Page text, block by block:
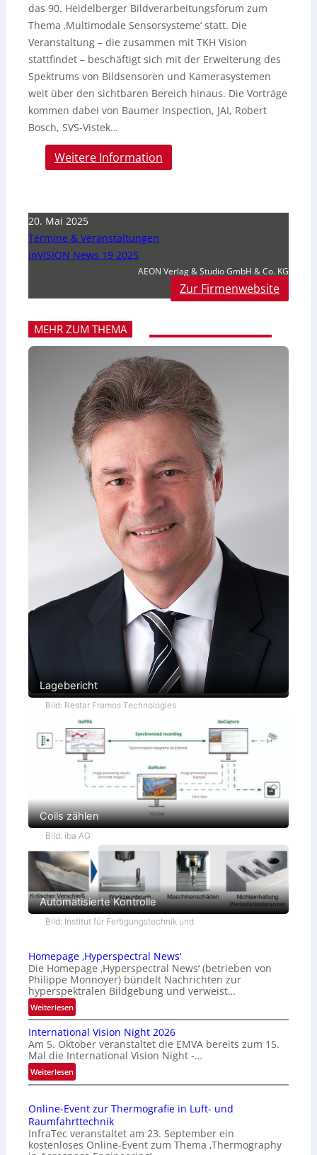
das 90. Heidelberger Bildverarbeitungsforum zum
Thema ‚Multimodale Sensorsysteme‘ statt. Die
Veranstaltung – die zusammen mit TKH Vision
stattfindet – beschäftigt sich mit der Erweiterung des
Spektrums von Bildsensoren und Kamerasystemen
weit über den sichtbaren Bereich hinaus. Die Vorträge
kommen dabei von Baumer Inspection, JAI, Robert
Bosch, SVS-Vistek…
Weitere Information
20. Mai 2025
Termine & Veranstaltungen
inVISION News 19 2025
AEON Verlag & Studio GmbH & Co. KG
Zur Firmenwebsite
MEHR ZUM THEMA
Lagebericht
Bild: Restar Framos Technologies
Coils zählen
Bild: iba AG
Automatisierte Kontrolle
Bild: Institut für Fertigungstechnik und
Homepage ‚Hyperspectral News‘
Die Homepage ‚Hyperspectral News‘ (betrieben von
Philippe Monnoyer) bündelt Nachrichten zur
hyperspektralen Bildgebung und verweist…
Weiterlesen:
H
o
m
e
p
a
e
‚
H
International Vision Night 2026
Am 5. Oktober veranstaltet die EMVA bereits zum 15.
Mal die International Vision Night -…
Weiterlesen:
I
t
e
r
n
Online-Event zur Thermografie in Luft- und
Raumfahrttechnik
InfraTec veranstaltet am 23. September ein
kostenloses Online-Event zum Thema ‚Thermography